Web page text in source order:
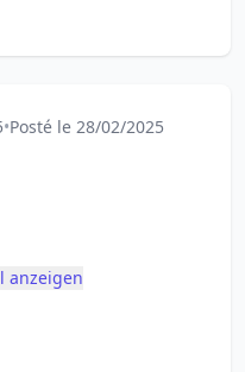
•Posté le 28/02/2025
anzeigen